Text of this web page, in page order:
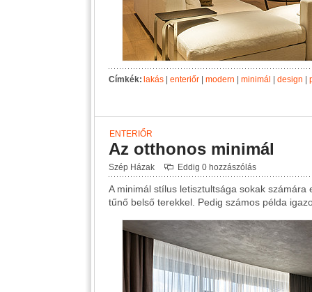
Címkék: lakás enteriőr modern minimál design
ENTERIŐR
Az otthonos minimál
Szép Házak Eddig 0 hozzászólás
A minimál stílus letisztultsága sokak
tűnő belső terekkel. Pedig számos példa